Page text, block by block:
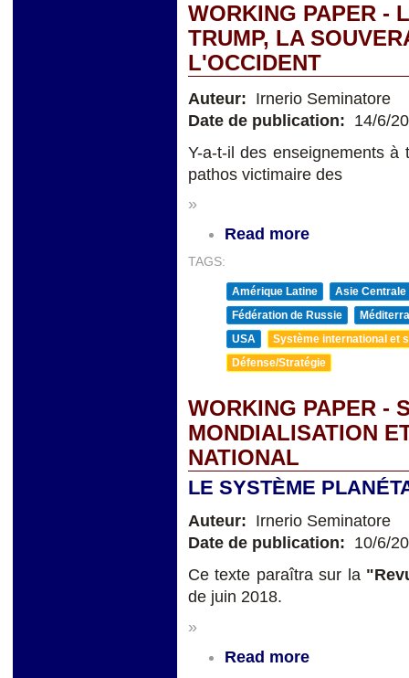
WORKING PAPER -
TRUMP, LA
L'OCCIDENT
Auteur: Irnerio Seminatore
Date de publication: 14/6/
Y-a-t-il des enseignements
pathos victimaire des
»
Read more
TAGS:
Amérique Latine
Asie Centrale
Fédération de Russie
USA
Système international et
Défense/Stratégie
WORKING PAPER -
MONDIALISATION
NATIONAL
LE SYSTÈME
Auteur: Irnerio Seminatore
Date de publication: 10/6/
Ce texte paraîtra sur la
de juin 2018.
»
Read more